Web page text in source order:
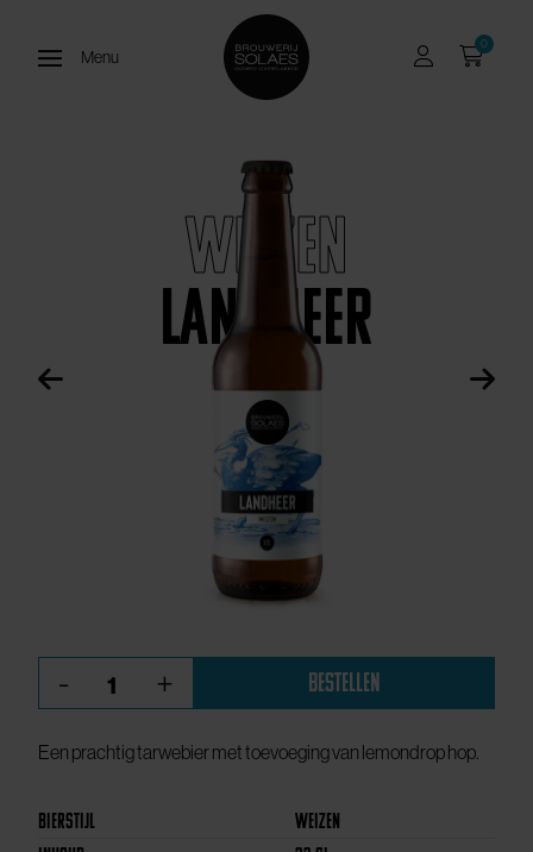
Open menuMenu
0
Weizen
Landheer
- + Bestellen
Een prachtig tarwebier met toevoeging van lemondrop hop.
Bierstijl
Weizen